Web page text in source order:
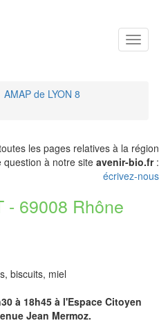
AMAP de LYON 8
les pages relatives à la région
question à notre site avenir-bio.fr:
écrivez-nous
- 69008 Rhône
biscuits, miel
à 18h45 à l'Espace Citoyen
Jean Mermoz.